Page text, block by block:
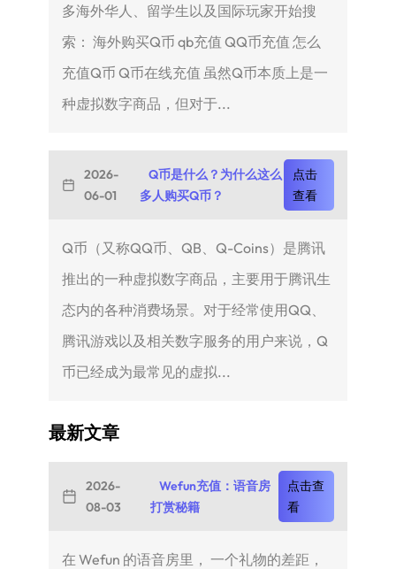
多海外华人、留学生以及国际玩家开始搜
索： 海外购买Q币 qb充值 QQ币充值 怎么
充值Q币 Q币在线充值 虽然Q币本质上是一
种虚拟数字商品，但对于...
2026-
06-01
Q币是什么？为什么这么
多人购买Q币？
点击
查看
Q币（又称QQ币、QB、Q-Coins）是腾讯
推出的一种虚拟数字商品，主要用于腾讯生
态内的各种消费场景。对于经常使用QQ、
腾讯游戏以及相关数字服务的用户来说，Q
币已经成为最常见的虚拟...
最新文章
2026-
08-03
Wefun充值：语音房
打赏秘籍
点击查
看
在 Wefun 的语音房里， 一个礼物的差距，